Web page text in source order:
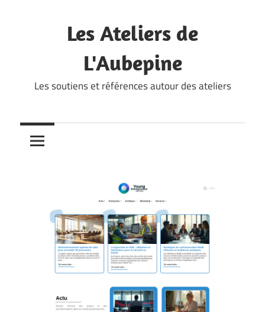
Les Ateliers de
L'Aubepine
Les soutiens et références autour des ateliers